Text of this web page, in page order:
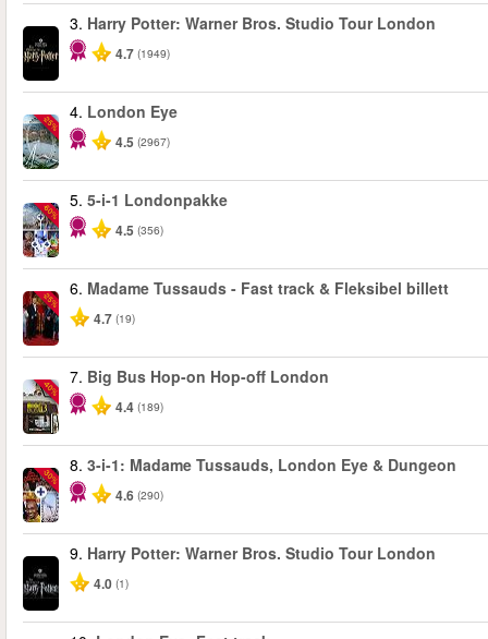
3. Harry Potter: Warner Bros. Studio Tour London
4.7 (1949)
-25%
4. London Eye
4.5 (2967)
-60%
5. 5-i-1 Londonpakke
4.5 (356)
-25%
6. Madame Tussauds - Fast track & Fleksibel billett
4.7 (19)
-40%
7. Big Bus Hop-on Hop-off London
4.4 (189)
-30%
8. 3-i-1: Madame Tussauds, London Eye & Dungeon
4.6 (290)
9. Harry Potter: Warner Bros. Studio Tour London
4.0 (1)